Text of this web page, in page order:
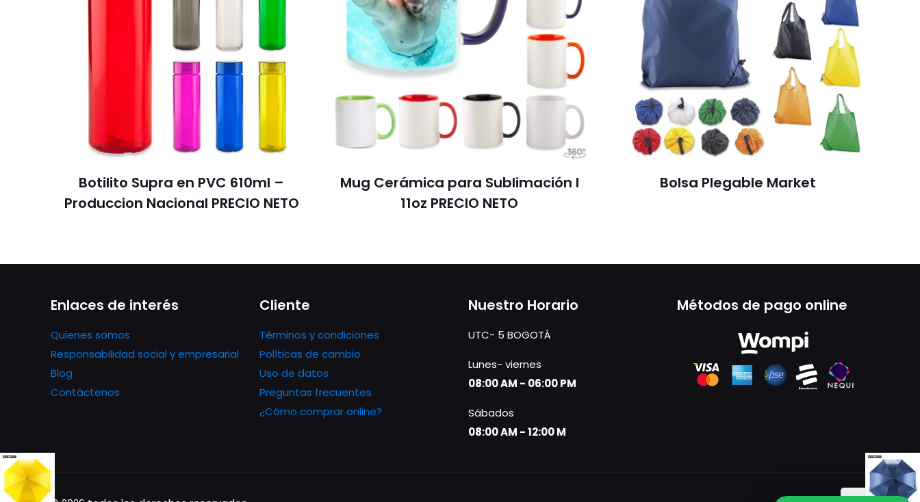
Botilito Supra en PVC 610ml –
Produccion Nacional PRECIO NETO
Mug Cerámica para Sublimación I
11oz PRECIO NETO
Bolsa Plegable Market
Enlaces de interés
Quienes somos
Responsabilidad social y empresarial
Blog
Contáctenos
Cliente
Términos y condiciones
Políticas de cambio
Uso de datos
Preguntas frecuentes
¿Cómo comprar online?
Nuestro Horario
UTC- 5 BOGOTÁ
Lunes- viernes
08:00 AM - 06:00 PM
Sábados
08:00 AM - 12:00 M
Métodos de pago online